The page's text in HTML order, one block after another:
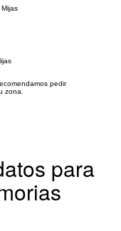
pedir
zona.
para